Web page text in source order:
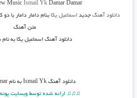
Music Ismail YkDamar Damar
دانلود آهنگجدید اسماعیل یکابنام دامار دامار
متن آهنگ
دانلود آهنگ اسماعیل یکا به نام
دانلود آهنگ Ismail Yk به نام Damar Damar
♫♫♫ ارائه شده توسط وبسایت